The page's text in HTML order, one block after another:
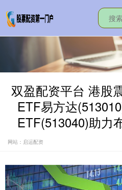
双盈配资平台 港股
ETF易方达
ETF(513040)助力
网站：启运配资